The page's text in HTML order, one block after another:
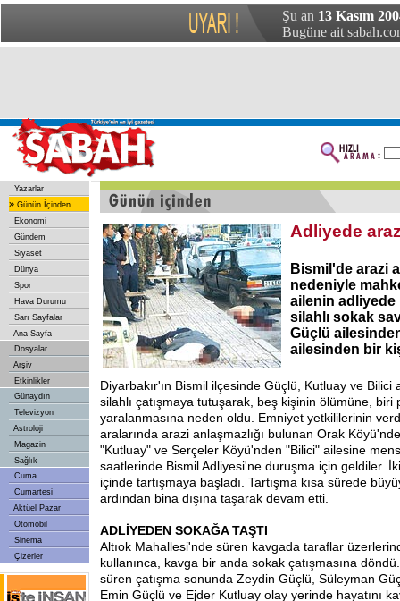
Şu an 13 Kasım
Bugüne ait
Yazarlar
» Günün İçinden
Ekonomi
Gündem
Siyaset
Dünya
Spor
Hava Durumu
Sarı Sayfalar
Ana Sayfa
Dosyalar
Arşiv
Etkinlikler
Günaydın
Televizyon
Astroloji
Magazin
Sağlık
Cuma
Cumartesi
Aktüel Pazar
Otomobil
Sinema
Çizerler
Adliyede
Bismil'de arazi
nedeniyle
ailenin adliyede
silahlı sokak
Güçlü
ailesinden bir
Diyarbakır'ın Bismil ilçesinde Güçlü, Kutluay ve Bilici
silahlı çatışmaya tutuşarak, beş kişinin ölümüne, biri
yaralanmasına neden oldu. Emniyet yetkililerinin
aralarında arazi anlaşmazlığı bulunan Orak
"Kutluay" ve Serçeler Köyü'nden "Bilici" ailesine
saatlerinde Bismil Adliyesi'ne duruşma için geldiler.
içinde tartışmaya başladı. Tartışma kısa sürede
ardından bina dışına taşarak devam etti.
ADLİYEDEN SOKAĞA TAŞTI
Altıok Mahallesi'nde süren kavgada taraflar
kullanınca, kavga bir anda sokak çatışmasına
süren çatışma sonunda Zeydin Güçlü, Süleyman
Emin Güçlü ve Ejder Kutluay olay yerinde hayatını